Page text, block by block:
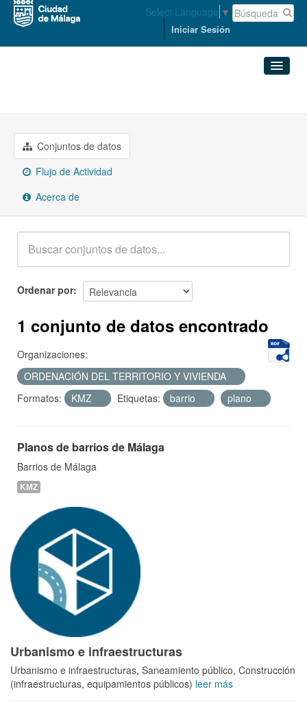
Select Language ▼
Iniciar Sesión
Organizaciones
Grupos
Acerca de
Conjuntos de datos
Flujo de Actividad
Acerca de
Ordenar por
1 conjunto de datos encontrado
Organizaciones:
ORDENACIÓN DEL TERRITORIO Y VIVIENDA
Formatos:
KMZ Etiquetas: barrio plano
Planos de barrios de Málaga
Barrios de Málaga
KMZ
Urbanismo e infraestructuras
Urbanismo e infraestructuras, Saneamiento público, Construcción
(infraestructuras, equipamientos públicos) leer más